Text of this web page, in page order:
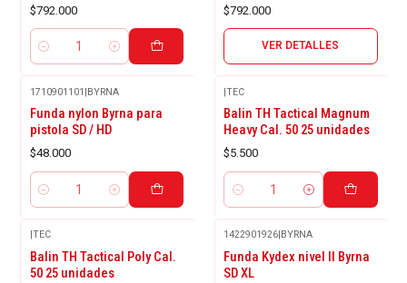
$792.000
Cantidad
$792.000
VER DETALLES
1710901101 |BYRNA
Funda nylon Byrna para
pistola SD / HD
$48.000
Cantidad
|TEC
Balin TH Tactical Magnum
Heavy Cal. 50 25 unidades
$5.500
Cantidad
TEC
Balin TH Tactical Poly Cal.
50 25 unidades
1422901926 BYRNA
Funda Kydex nivel II Byrna
SD XL